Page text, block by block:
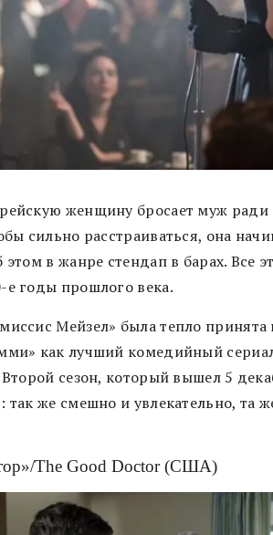
женщину бросает муж ради
сильно расстраиваться, она
этом в жанре стендап в барах. Все
годы прошлого века.
Мейзел» была тепло принята
как лучший комедийный
Второй сезон, который вышел 5
так же смешно и увлекательно, та
The Good Doctor (США)